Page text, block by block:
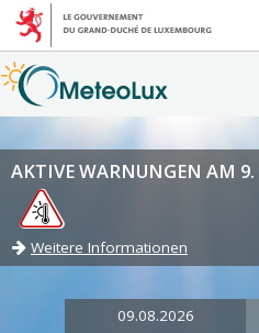
AKTIVE WARNUNGEN AM 9.
Weitere Informationen
09.08.2026